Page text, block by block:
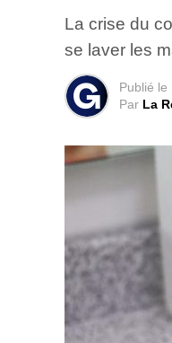
La crise du
se laver les
Publié le
Par La